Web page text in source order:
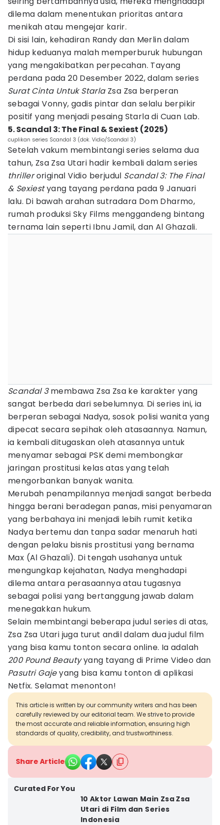
dilema dalam menentukan prioritas antara
menikah atau mengejar karir.
Di sisi lain, kehadiran Randy dan Merlin dalam
hidup keduanya malah memperburuk hubungan
yang mengakibatkan perpecahan. Tayang
perdana pada 20 Desember 2022, dalam series
Surat Cinta Untuk StarlaZsa Zsa berperan
sebagai Vonny, gadis pintar dan selalu berpikir
positif yang menjadi pesaing Starla di Cuan Lab.
5. Scandal 3: The Final & Sexiest (2025)
cuplikan series Scandal 3 (dok. Vidio/Scandal 3)
Setelah vakum membintangi series selama dua
tahun, Zsa Zsa Utari hadir kembali dalam series
thrilleroriginal Vidio berjudul Scandal 3: The Final
& Sexiestyang tayang perdana pada 9 Januari
lalu. Di bawah arahan sutradara Dom Dharmo,
rumah produksi Sky Films menggandeng bintang
ternama lain seperti Ibnu Jamil, dan Al Ghazali.
Scandal 3membawa Zsa Zsa ke karakter yang
sangat berbeda dari sebelumnya. Di series ini, ia
berperan sebagai Nadya, sosok polisi wanita yang
dipecat secara sepihak oleh atasaannya. Namun,
ia kembali ditugaskan oleh atasannya untuk
menyamar sebagai PSK demi membongkar
jaringan prostitusi kelas atas yang telah
mengorbankan banyak wanita.
Merubah penampilannya menjadi sangat berbeda
hingga berani beradegan panas, misi penyamaran
yang berbahaya ini menjadi lebih rumit ketika
Nadya bertemu dan tanpa sadar menaruh hati
dengan pelaku bisnis prostitusi yang bernama
Max (Al Ghazali). Di tengah usahanya untuk
mengungkap kejahatan, Nadya menghadapi
dilema antara perasaannya atau tugasnya
sebagai polisi yang bertanggung jawab dalam
menegakkan hukum.
Selain membintangi beberapa judul series di atas,
Zsa Zsa Utari juga turut andil dalam dua judul film
yang bisa kamu tonton secara online. Ia adalah
200 Pound Beautyyang tayang di Prime Video dan
Pasutri Gajeyang bisa kamu tonton di aplikasi
Netfix. Selamat menonton!
This article is written by our community writers and has been
carefully reviewed by our editorial team. We strive to provide
the most accurate and reliable information, ensuring high
standards of quality, credibility, and trustworthiness.
Share Article
Curated For You
10 Aktor Lawan Main Zsa Zsa
Utari di Film dan Series
Indonesia